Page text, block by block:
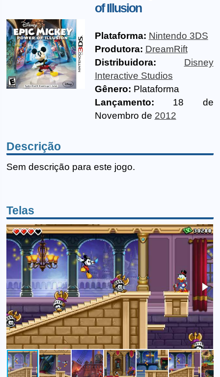
of Illusion
Plataforma: Nintendo 3DS
Produtora: DreamRift
Distribuidora:
Disney
Interactive Studios
Gênero: Plataforma
Lançamento: 18 de
Novembro de 2012
Descrição
Sem descrição para este jogo.
Telas